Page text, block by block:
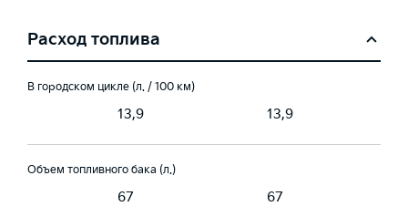
Расход топлива
В городском цикле (л. / 100 км)
13,9 13,9
Объем топливного бака (л.)
67 67